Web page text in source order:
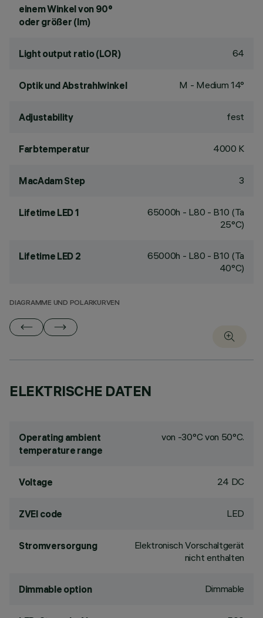
einem Winkel von 90°
oder größer (lm)
Light output ratio (LOR) 64
Optik und Abstrahlwinkel M - Medium 14°
Adjustability fest
Farbtemperatur 4000 K
MacAdam Step 3
Lifetime LED 1
65000h - L80 - B10 (Ta
25°C)
Lifetime LED 2
65000h - L80 - B10 (Ta
40°C)
DIAGRAMME UND POLARKURVEN
ELEKTRISCHE DATEN
Operating ambient
temperature range
von -30°C von 50°C.
Voltage 24 DC
ZVEI code LED
Stromversorgung
Elektronisch Vorschaltgerät
nicht enthalten
Dimmable option Dimmable